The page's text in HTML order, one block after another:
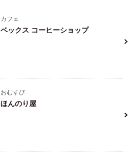
カフェ
ベックス コーヒーショップ
おむすび
ほんのり屋